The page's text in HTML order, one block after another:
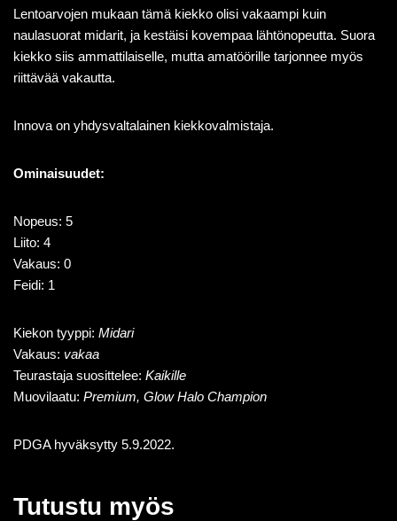
Lentoarvojen mukaan tämä kiekko olisi vakaampi kuin
naulasuorat midarit, ja kestäisi kovempaa lähtönopeutta. Suora
kiekko siis ammattilaiselle, mutta amatöörille tarjonnee myös
riittävää vakautta.
Innova on yhdysvaltalainen kiekkovalmistaja.
Ominaisuudet:
Nopeus: 5
Liito: 4
Vakaus: 0
Feidi: 1
Kiekon tyyppi: Midari
Vakaus: vakaa
Teurastaja suosittelee: Kaikille
Muovilaatu: Premium, Glow Halo Champion
PDGA hyväksytty 5.9.2022.
Tutustu myös